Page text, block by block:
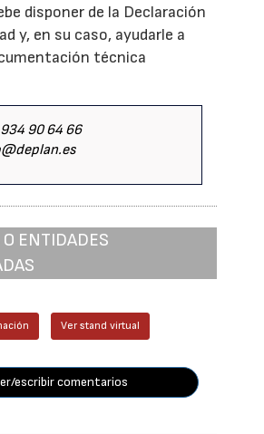
disponer de la Declaración
y, en su caso, ayudarle a
técnica
90 64 66
ENTIDADES
Ver stand virtual
escribir comentarios